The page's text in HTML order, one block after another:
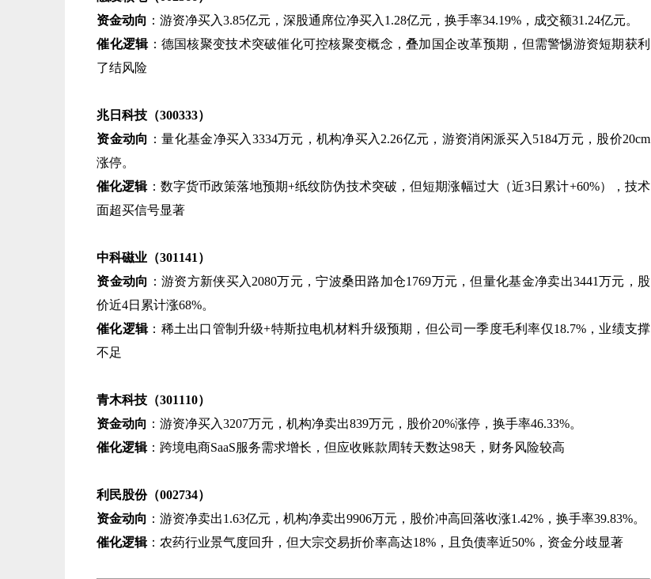
资金动向 ​：游资净买入3.85亿元，深股通席位净买入1.28亿元，换手率34.19%，成交额31.24亿元。
催化逻辑​：德国核聚变技术突破催化可控核聚变概念，叠加国企改革预期，但需警惕游资短期获利
了结风险
兆日科技（300333）​
资金动向 ​：量化基金净买入3334万元，机构净买入2.26亿元，游资消闲派买入5184万元，股价20cm
涨停。
催化逻辑​：数字货币政策落地预期+纸纹防伪技术突破，但短期涨幅过大（近3日累计+60%），技术
面超买信号显著
中科磁业（301141）​
资金动向 ​：游资方新侠买入2080万元，宁波桑田路加仓1769万元，但量化基金净卖出3441万元，股
价近4日累计涨68%。
催化逻辑​：稀土出口管制升级+特斯拉电机材料升级预期，但公司一季度毛利率仅18.7%，业绩支撑
不足
青木科技（301110）​
资金动向 ​：游资净买入3207万元，机构净卖出839万元，股价20%涨停，换手率46.33%。
催化逻辑​：跨境电商SaaS服务需求增长，但应收账款周转天数达98天，财务风险较高
利民股份（002734）​
资金动向 ​：游资净卖出1.63亿元，机构净卖出9906万元，股价冲高回落收涨1.42%，换手率39.83%。
催化逻辑​：农药行业景气度回升，但大宗交易折价率高达18%，且负债率近50%，资金分歧显著